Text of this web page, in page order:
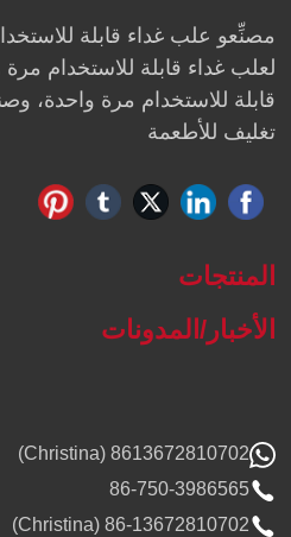
مصنِّعو علب غداء قابلة
لعلب غداء قابلة للاستخدام
قابلة للاستخدام مرة واحدة،
تغليف للأطعمة
المنتجات
الأخبار/المدونات
8613672810702 (Christina)
86-750-3986565
86-13672810702 (Christina)